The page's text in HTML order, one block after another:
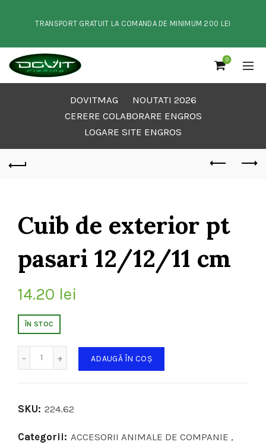
TRANSPORT GRATUIT LA COMANDA DE MINIMUM 200 LEI
0
DOVITMAG
NOUTATI 2026
CERERE COLABORARE ENGROS
LOGARE SITE ENGROS
Cuib de exterior pt
pasari 12/12/11 cm
14.20 lei
ÎN STOC
ADAUGĂ ÎN COȘ
SKU: 224.62
Categorii: ACCESORII ANIMALE DE COMPANIE ,